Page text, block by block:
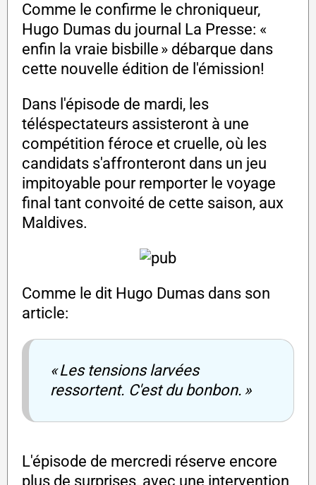
Comme le confirme le chroniqueur,
Hugo Dumas du journal La Presse: «
enfin la vraie bisbille » débarque dans
cette nouvelle édition de l'émission!
Dans l'épisode de mardi, les
téléspectateurs assisteront à une
compétition féroce et cruelle, où les
candidats s'affronteront dans un jeu
impitoyable pour remporter le voyage
final tant convoité de cette saison, aux
Maldives.
Comme le dit Hugo Dumas dans son
article:
« Les tensions larvées
ressortent. C'est du bonbon. »
L'épisode de mercredi réserve encore
plus de surprises, avec une intervention